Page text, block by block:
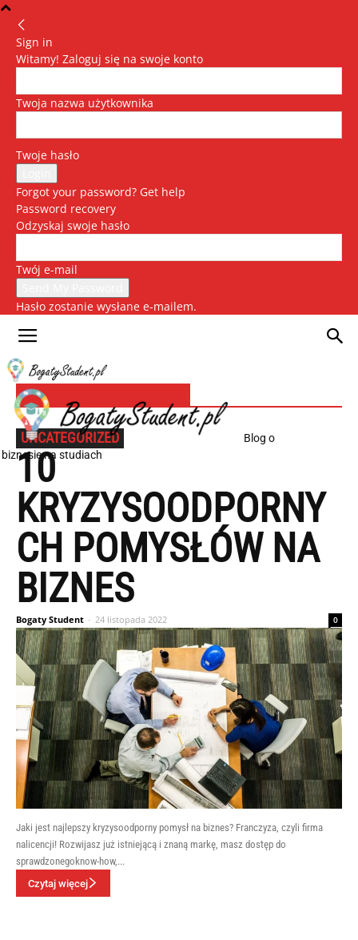
Sign in
Witamy! Zaloguj się na swoje konto
Twoja nazwa użytkownika
Twoje hasło
Forgot your password? Get help
Password recovery
Odzyskaj swoje hasło
Twój e-mail
Hasło zostanie wysłane e-mailem.
Blog o
biznesie na studiach
NAJNOWSZE ARTYKUŁY
UNCATEGORIZED
10
KRYZYSOODPORNY
CH POMYSŁÓW NA
BIZNES
Bogaty Student - 24 listopada 2022 0
Jaki jest najlepszy kryzysoodporny pomysł na biznes? Franczyza, czyli firma
nalicencji! Rozwijasz już istniejącą i znaną markę, masz dostęp do
sprawdzonegoknow-how,...
Czytaj więcej